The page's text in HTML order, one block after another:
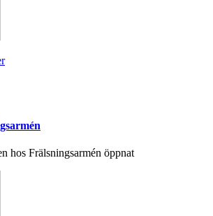
hos Frälsningsarmén öppnat